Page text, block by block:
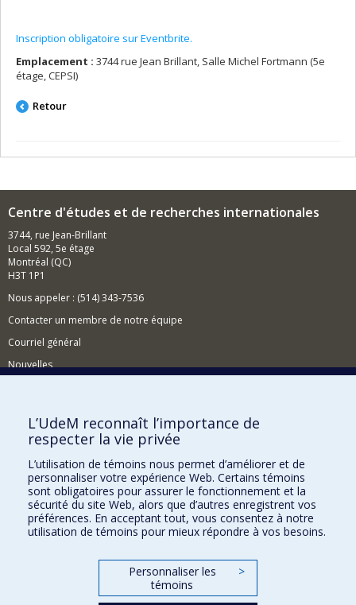
Inscription obligatoire sur Eventbrite.
Emplacement : 3744 rue Jean Brillant, Salle Michel Fortmann (5e
étage, CEPSI)
Retour
Centre d'études et de recherches internationales
3744, rue Jean-Brillant
Local 592, 5e étage
Montréal (QC)
H3T 1P1
Nous appeler : (514) 343-7536
Contacter un membre de notre équipe
Courriel général
Nouvelles
Comment soutenir le CÉRIUM?
BESOIN D'AIDE?
Plan du site
Signaler une erreur
Accessibilité
FACULTÉ DES ARTS ET DES SCIENCES
Nos départements et écoles
L’UdeM reconnaît l’importance de
respecter la vie privée
L’utilisation de témoins nous permet d’améliorer et de
personnaliser votre expérience Web. Certains témoins
sont obligatoires pour assurer le fonctionnement et la
sécurité du site Web, alors que d’autres enregistrent vos
préférences. En acceptant tout, vous consentez à notre
utilisation de témoins pour mieux répondre à vos besoins.
Personnaliser les
témoins
>